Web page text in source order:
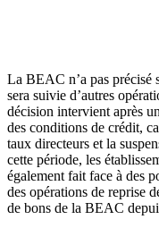
La BEAC n’a pas précisé
sera suivie d’autres
décision intervient après
des conditions de crédit,
taux directeurs et la
cette période, les
également fait face à des
des opérations de reprise
de bons de la BEAC